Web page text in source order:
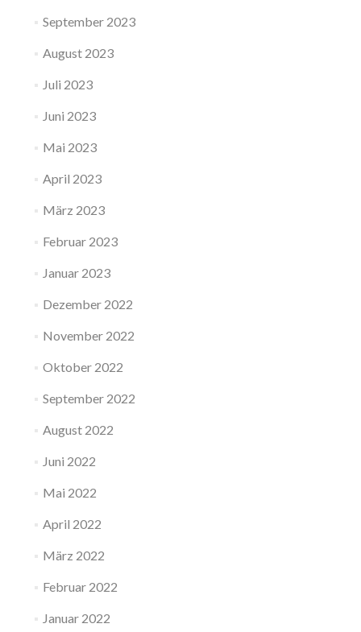
September 2023
August 2023
Juli 2023
Juni 2023
Mai 2023
April 2023
März 2023
Februar 2023
Januar 2023
Dezember 2022
November 2022
Oktober 2022
September 2022
August 2022
Juni 2022
Mai 2022
April 2022
März 2022
Februar 2022
Januar 2022